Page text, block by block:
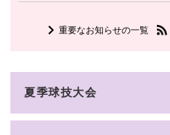
重要なお知らせの一覧
夏季球技大会